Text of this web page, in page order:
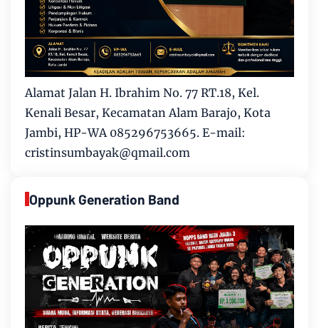
Alamat Jalan H. Ibrahim No. 77 RT.18, Kel.
Kenali Besar, Kecamatan Alam Barajo, Kota
Jambi, HP-WA 085296753665. E-mail:
cristinsumbayak@qmail.com
Oppunk Generation Band